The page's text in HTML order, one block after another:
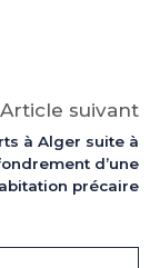
Article suivant
à Alger suite à
d’une
précaire